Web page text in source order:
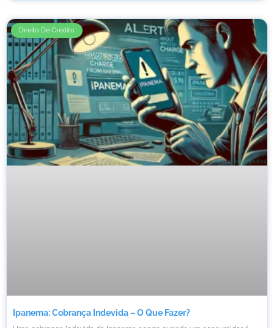
Direito De Crédito
Ipanema: Cobrança Indevida – O Que Fazer?